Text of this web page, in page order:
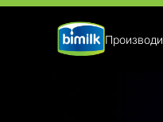
Производи